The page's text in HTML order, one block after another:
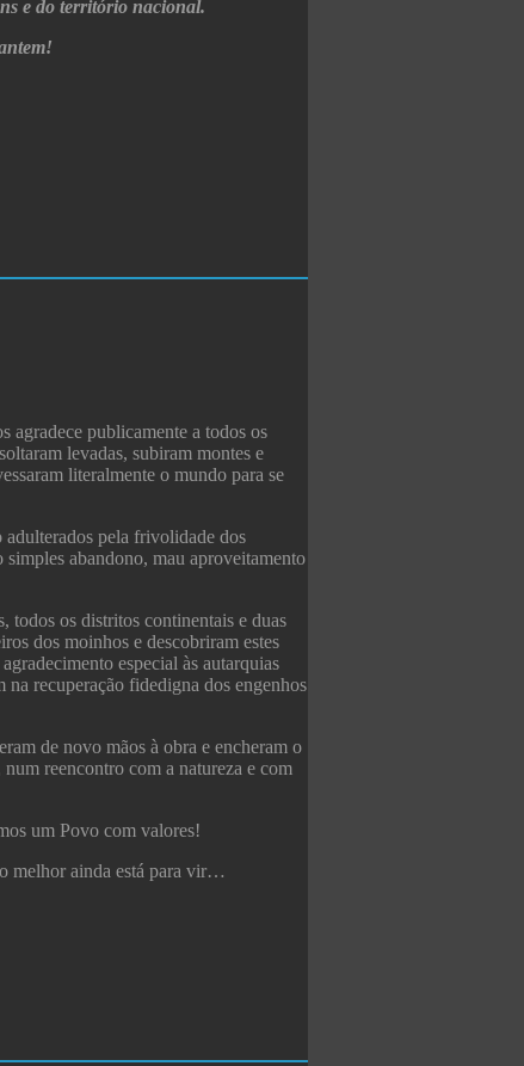
e do território nacional.
publicamente a todos os
levadas, subiram montes e
literalmente o mundo para se
adulterados pela frivolidade dos
abandono, mau aproveitamento
todos os distritos continentais e duas
dos moinhos e descobriram estes
especial às autarquias
recuperação fidedigna dos engenhos
de novo mãos à obra e encheram o
reencontro com a natureza e com
um Povo com valores!
melhor ainda está para vir…